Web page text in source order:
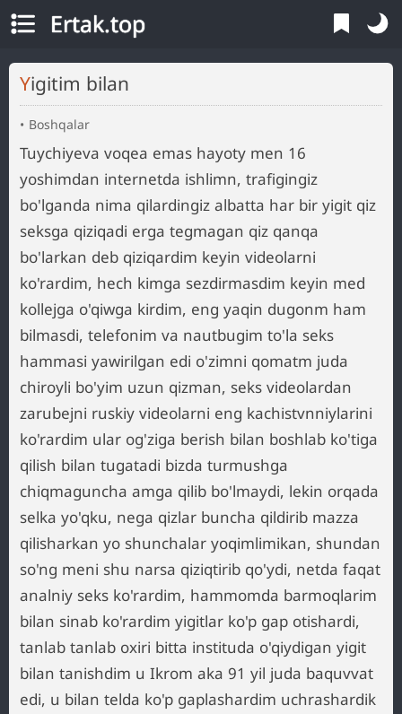
Ertak.top
Yigitim bilan
Boshqalar
Tuychiyeva voqea emas hayoty men 16
yoshimdan internetda ishlimn, trafigingiz
bo'lganda nima qilardingiz albatta har bir yigit qiz
seksga qiziqadi erga tegmagan qiz qanqa
bo'larkan deb qiziqardim keyin videolarni
ko'rardim, hech kimga sezdirmasdim keyin med
kollejga o'qiwga kirdim, eng yaqin dugonm ham
bilmasdi, telefonim va nautbugim to'la seks
hammasi yawirilgan edi o'zimni qomatm juda
chiroyli bo'yim uzun qizman, seks videolardan
zarubejni ruskiy videolarni eng kachistvnniylarini
ko'rardim ular og'ziga berish bilan boshlab ko'tiga
qilish bilan tugatadi bizda turmushga
chiqmaguncha amga qilib bo'lmaydi, lekin orqada
selka yo'qku, nega qizlar buncha qildirib mazza
qilisharkan yo shunchalar yoqimlimikan, shundan
so'ng meni shu narsa qiziqtirib qo'ydi, netda faqat
analniy seks ko'rardim, hammomda barmoqlarim
bilan sinab ko'rardim yigitlar ko'p gap otishardi,
tanlab tanlab oxiri bitta instituda o'qiydigan yigit
bilan tanishdim u Ikrom aka 91 yil juda baquvvat
edi, u bilan telda ko'p gaplashardim uchrashardik